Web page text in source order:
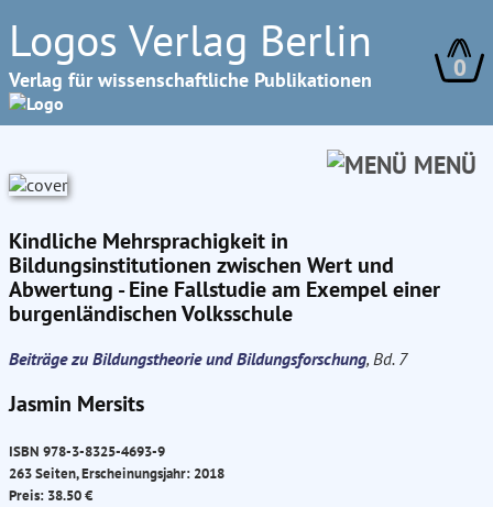
Logos Verlag Berlin
Verlag für wissenschaftliche Publikationen 0
MENÜ
Kindliche Mehrsprachigkeit in
Bildungsinstitutionen zwischen Wert und
Abwertung - Eine Fallstudie am Exempel einer
burgenländischen Volksschule
Beiträge zu Bildungstheorie und Bildungsforschung, Bd. 7
Jasmin Mersits
ISBN 978-3-8325-4693-9
263 Seiten, Erscheinungsjahr: 2018
Preis: 38.50 €